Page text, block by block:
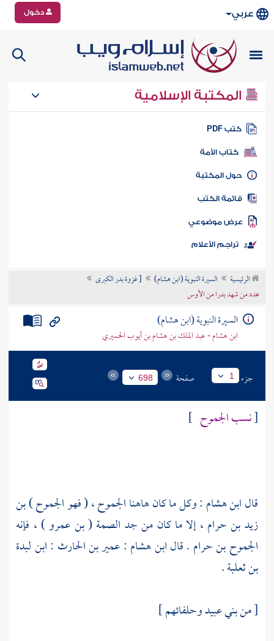
عربي دخول
المكتبة الإسلامية
كتب PDF
كتاب الأمة
المكتبة
الكتب
موضوعي
تراجم الأعلام
الرئيسية السيرة النبوية (ابن هشام)
[ غزوة بدر الكبرى
عدد من شهد بدرا من الأوس
السيرة النبوية (ابن هشام)
ابن هشام - عبد الملك بن هشام بن أيوب الحميري
جزء 1 صفحة 698
[نسبالجموح ]
قالابن هشام : وكل ما كان هاهنا الجموح ، ( فهوالجموح ) بن
زيد بن حرام ، إلا ما كان من جد الصمة ( بن عمرو) ، فإنه
الجموح بن حرام . قالابن هشام :عمير بن الحارث : ابن لبدة
بن ثعلبة.
[ منبني عبيدوحلفائهم ]